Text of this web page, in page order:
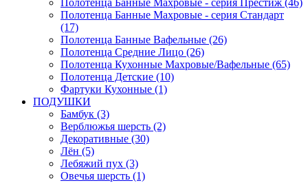
Полотенца Банные Махровые - серия Престиж (46)
Полотенца Банные Махровые - серия Стандарт
(17)
Полотенца Банные Вафельные (26)
Полотенца Средние Лицо (26)
Полотенца Кухонные Махровые/Вафельные (65)
Полотенца Детские (10)
Фартуки Кухонные (1)
ПОДУШКИ
Бамбук (3)
Верблюжья шерсть (2)
Декоративные (30)
Лён (5)
Лебяжий пух (3)
Овечья шерсть (1)